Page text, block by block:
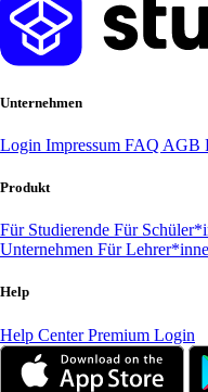
Unternehmen
Login Impressum FAQ AGB
Produkt
Für Studierende Für
Unternehmen Für
Help
Help CenterPremium Login